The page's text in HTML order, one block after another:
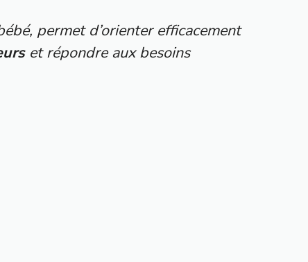
permet d’orienter efficacement
et répondre aux besoins